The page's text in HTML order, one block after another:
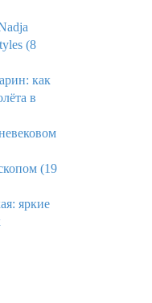
(8
как
в
(19
яркие